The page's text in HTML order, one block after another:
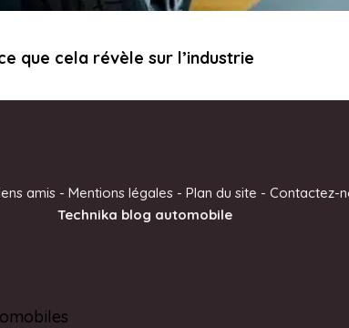
que cela révèle sur l’industrie
amis- Mentions légales- Plan du site - Contactez-
Technika blog automobile